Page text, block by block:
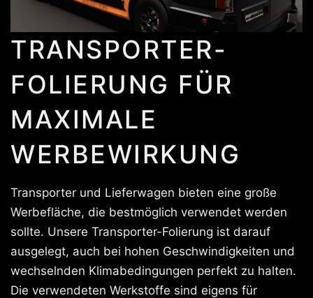
TRANSPORTER-
FOLIERUNG FÜR
MAXIMALE
WERBEWIRKUNG
Transporter und Lieferwagen bieten eine große
Werbefläche, die bestmöglich verwendet werden
sollte. Unsere Transporter-Folierung ist darauf
ausgelegt, auch bei hohen Geschwindigkeiten und
wechselnden Klimabedingungen perfekt zu halten.
Die verwendeten Werkstoffe sind eigens für